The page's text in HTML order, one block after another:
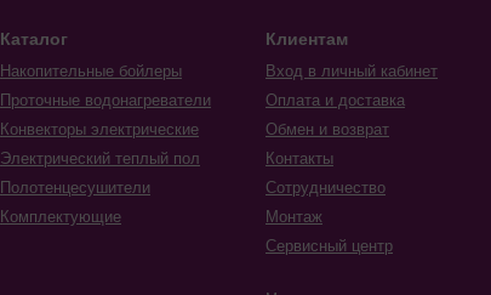
Каталог
Накопительные бойлеры
Проточные водонагреватели
Конвекторы электрические
Электрический теплый пол
Полотенцесушители
Комплектующие
Клиентам
Вход в личный кабинет
Оплата и доставка
Обмен и возврат
Контакты
Сотрудничество
Монтаж
Сервисный центр